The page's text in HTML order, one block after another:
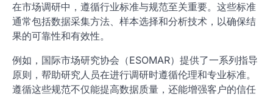
在市场调研中，遵循行业标准与规范至关重要。这些标准
通常包括数据采集方法、样本选择和分析技术，以确保结
果的可靠性和有效性。
例如，国际市场研究协会（ESOMAR）提供了一系列指导
原则，帮助研究人员在进行调研时遵循伦理和专业标准。
遵循这些规范不仅能提高数据质量，还能增强客户的信任